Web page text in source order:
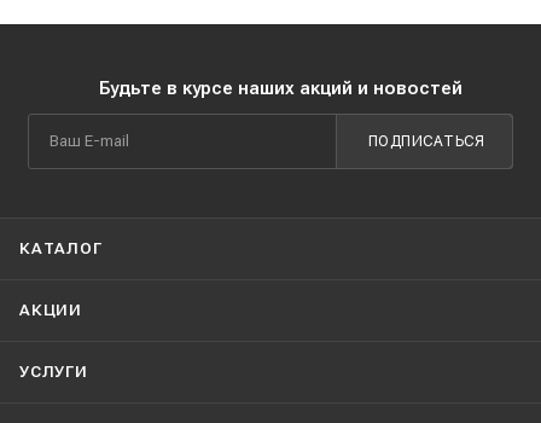
Будьте в курсе наших акций и новостей
ПОДПИСАТЬСЯ
КАТАЛОГ
АКЦИИ
УСЛУГИ